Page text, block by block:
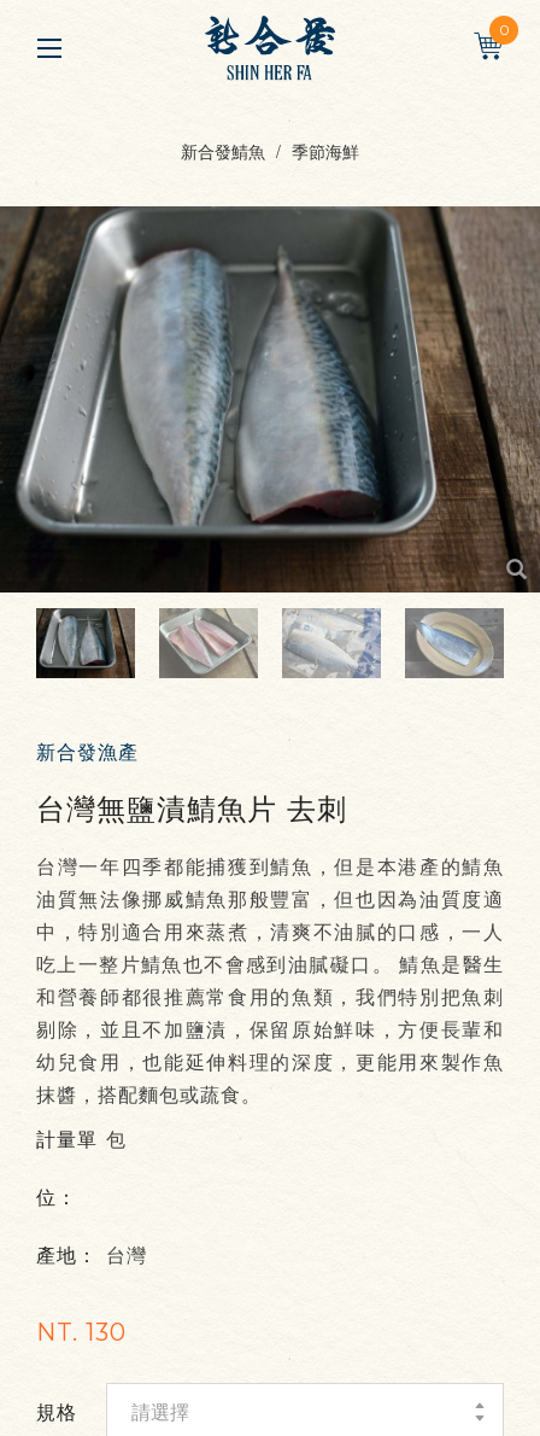
0
新合發鯖魚 季節海鮮
新合發漁產
台灣無鹽漬鯖魚片 去刺
台灣一年四季都能捕獲到鯖魚，但是本港產的鯖魚
油質無法像挪威鯖魚那般豐富，但也因為油質度適
中，特別適合用來蒸煮，清爽不油膩的口感，一人
吃上一整片鯖魚也不會感到油膩礙口。 鯖魚是醫生
和營養師都很推薦常食用的魚類，我們特別把魚刺
剔除，並且不加鹽漬，保留原始鮮味，方便長輩和
幼兒食用，也能延伸料理的深度，更能用來製作魚
抹醬，搭配麵包或蔬食。
計量單
位：
包
產地： 台灣
NT. 130
規格